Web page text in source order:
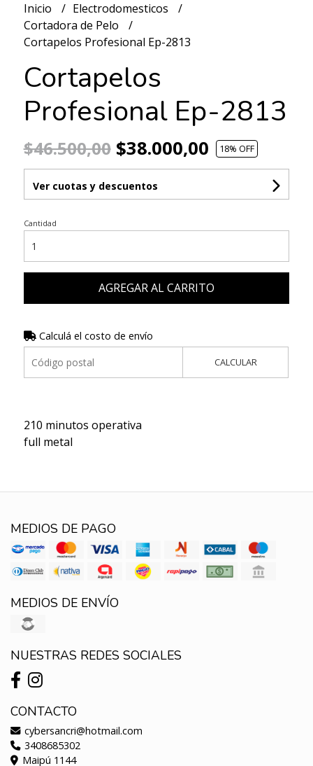
Inicio
Electrodomesticos
Cortadora de Pelo
Cortapelos Profesional Ep-2813
Cortapelos
Profesional Ep-2813
$46.500,00$38.000,00 18% OFF
Ver cuotas y descuentos
Cantidad
AGREGAR AL CARRITO
Calculá el costo de envío
CALCULAR
210 minutos operativa
full metal
MEDIOS DE PAGO
MEDIOS DE ENVÍO
NUESTRAS REDES SOCIALES
CONTACTO
cybersancri@hotmail.com
3408685302
Maipú 1144